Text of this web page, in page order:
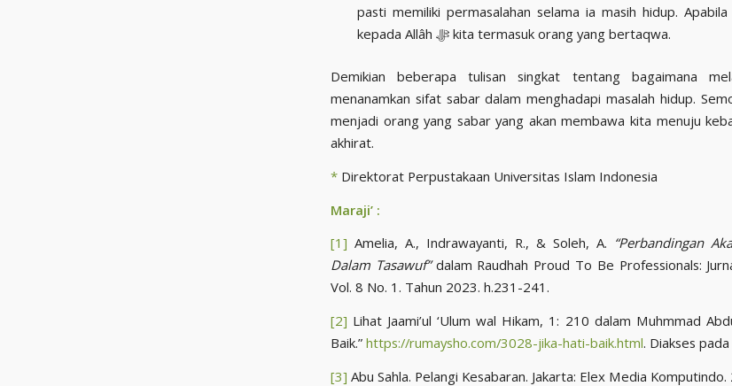
pasti memiliki permasalahan selama ia masih hidup.
kepada Allâh ﷻ kita termasuk orang yang bertaqwa.
Demikian beberapa tulisan singkat tentang bagaimana
menanamkan sifat sabar dalam menghadapi masalah hidup.
menjadi orang yang sabar yang akan membawa kita menuju
akhirat.
* Direktorat Perpustakaan Universitas Islam Indonesia
Maraji’ :
[1] Amelia, A., Indrawayanti, R., & Soleh, A. “Perbandingan
Dalam Tasawuf”dalam Raudhah Proud To Be Professionals:
Vol. 8 No. 1. Tahun 2023. h.231-241.
[2] Lihat Jaami’ul ‘Ulum wal Hikam, 1: 210 dalam Muhmmad
Baik.” https://rumaysho.com/3028-jika-hati-baik.html. Diakses
[3] Abu Sahla. Pelangi Kesabaran. Jakarta: Elex Media